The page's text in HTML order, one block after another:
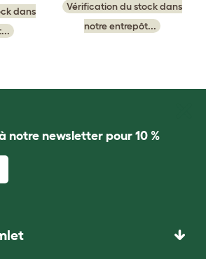
dans
Vérification du stock dans
notre entrepôt...
notre newsletter pour 10 %